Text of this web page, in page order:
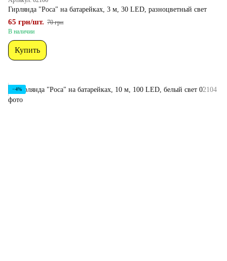
Гирлянда "Роса" на батарейках, 3 м, 30 LED, разноцветный свет
65 грн/шт. 70 грн
В наличии
Купить
−4%